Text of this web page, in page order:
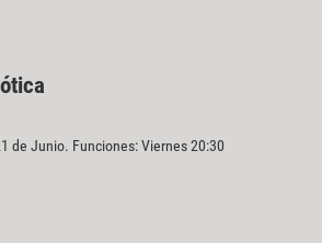
de Junio. Funciones: Viernes 20:30